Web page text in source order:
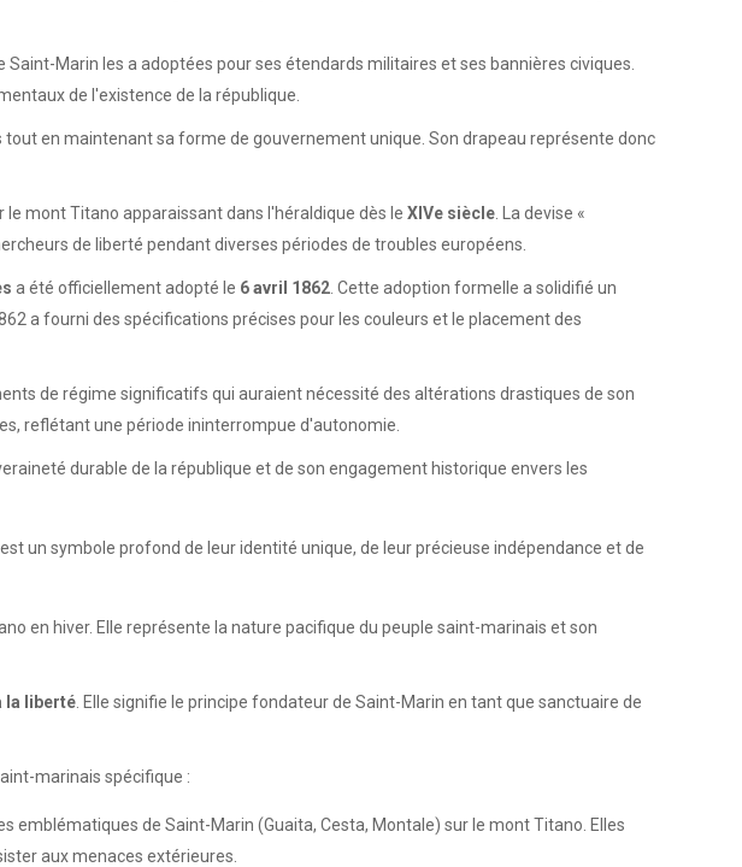
Saint-Marin les a adoptées pour ses étendards militaires et ses bannières civiques.
de l'existence de la république.
en maintenant sa forme de gouvernement unique. Son drapeau représente donc
mont Titano apparaissant dans l'héraldique dès le XIVe siècle . La devise «
de liberté pendant diverses périodes de troubles européens.
a été officiellement adopté le 6 avril 1862 . Cette adoption formelle a solidifié un
a fourni des spécifications précises pour les couleurs et le placement des
de régime significatifs qui auraient nécessité des altérations drastiques de son
reflétant une période ininterrompue d'autonomie.
durable de la république et de son engagement historique envers les
un symbole profond de leur identité unique, de leur précieuse indépendance et de
en hiver. Elle représente la nature pacifique du peuple saint-marinais et son
la liberté . Elle signifie le principe fondateur de Saint-Marin en tant que sanctuaire de
marinais spécifique :
de Saint-Marin (Guaita, Cesta, Montale) sur le mont Titano. Elles
aux menaces extérieures.